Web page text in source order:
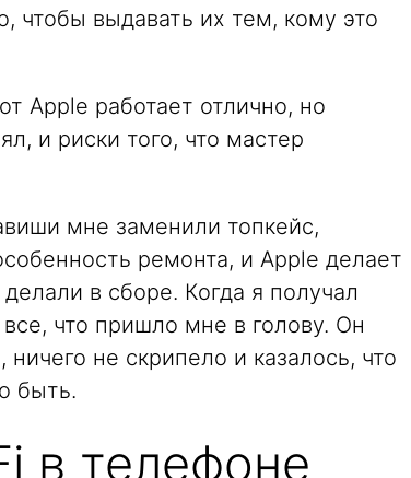
чтобы выдавать их тем, кому это
Apple работает отлично, но
и риски того, что мастер
мне заменили топкейс,
ремонта, и Apple делает
в сборе. Когда я получал
что пришло мне в голову. Он
не скрипело и казалось, что
быть.
в телефоне